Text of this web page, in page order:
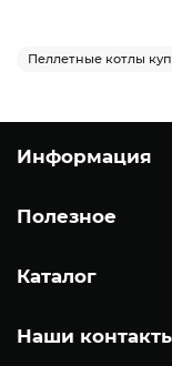
Пеллетные котлы
Информация
Полезное
Каталог
Наши